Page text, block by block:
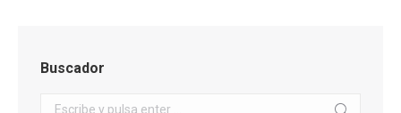
Buscador
Buscar: